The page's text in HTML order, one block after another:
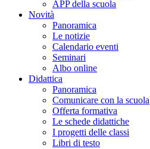
APP della scuola
Novità
Panoramica
Le notizie
Calendario eventi
Seminari
Albo online
Didattica
Panoramica
Comunicare con la scuola
Offerta formativa
Le schede didattiche
I progetti delle classi
Libri di testo